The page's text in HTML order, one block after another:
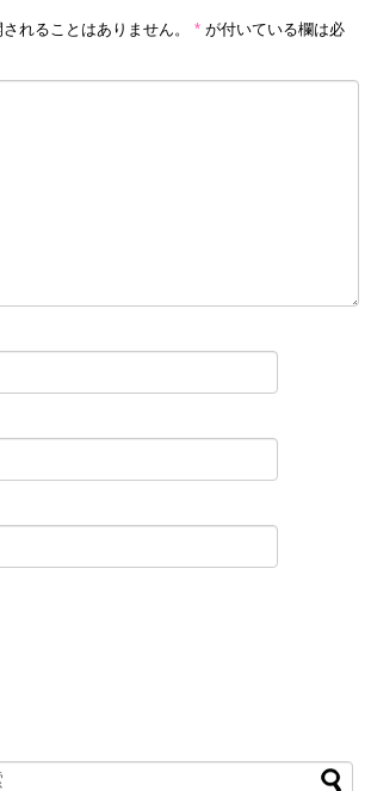
れることはありません。 * が付いている欄は必